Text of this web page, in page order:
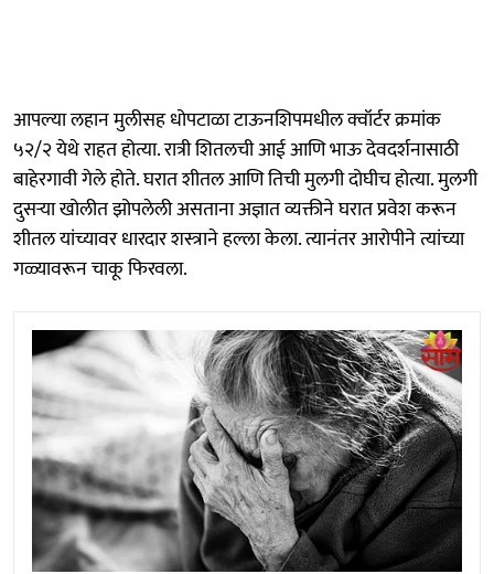
आपल्या लहान मुलीसह धोपटाळा टाऊनशिपमधील क्वॉर्टर क्रमांक
५२/२ येथे राहत होत्या. रात्री शितलची आई आणि भाऊ देवदर्शनासाठी
बाहेरगावी गेले होते. घरात शीतल आणि तिची मुलगी दोघीच होत्या. मुलगी
दुसऱ्या खोलीत झोपलेली असताना अज्ञात व्यक्तीने घरात प्रवेश करून
शीतल यांच्यावर धारदार शस्त्राने हल्ला केला. त्यानंतर आरोपीने त्यांच्या
गळ्यावरून चाकू फिरवला.